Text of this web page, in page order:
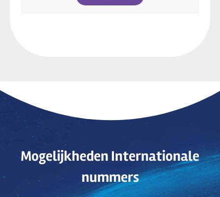
Mogelijkheden Internationale
nummers